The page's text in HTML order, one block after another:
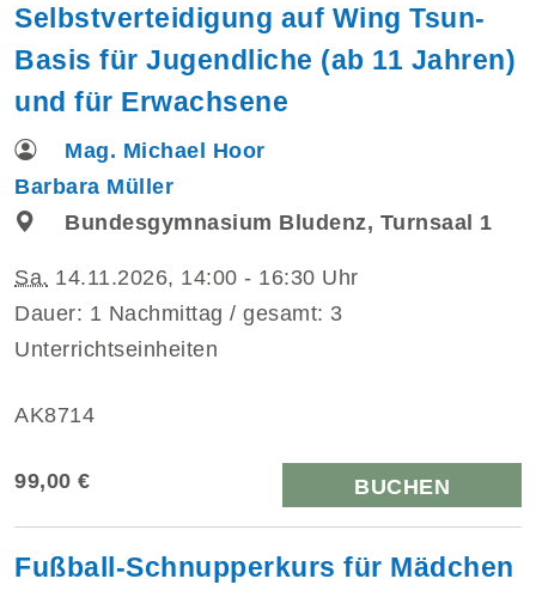
Selbstverteidigung auf Wing Tsun-
Basis für Jugendliche (ab 11 Jahren)
und für Erwachsene
Mag. Michael Hoor
Barbara Müller
Bundesgymnasium Bludenz, Turnsaal 1
Sa. 14.11.2026, 14:00 - 16:30 Uhr
Dauer: 1 Nachmittag / gesamt: 3
Unterrichtseinheiten
AK8714
99,00 € BUCHEN
Fußball-Schnupperkurs für Mädchen